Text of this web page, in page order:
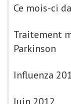
Ce mois-ci
Traitement
Parkinson
Influenza